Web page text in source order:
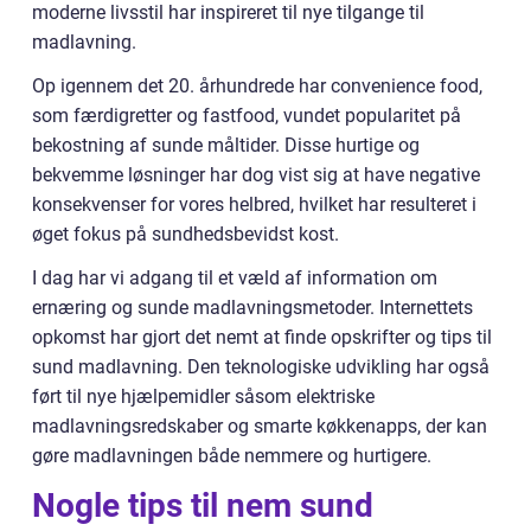
moderne livsstil har inspireret til nye tilgange til
madlavning.
Op igennem det 20. århundrede har convenience food,
som færdigretter og fastfood, vundet popularitet på
bekostning af sunde måltider. Disse hurtige og
bekvemme løsninger har dog vist sig at have negative
konsekvenser for vores helbred, hvilket har resulteret i
øget fokus på sundhedsbevidst kost.
I dag har vi adgang til et væld af information om
ernæring og sunde madlavningsmetoder. Internettets
opkomst har gjort det nemt at finde opskrifter og tips til
sund madlavning. Den teknologiske udvikling har også
ført til nye hjælpemidler såsom elektriske
madlavningsredskaber og smarte køkkenapps, der kan
gøre madlavningen både nemmere og hurtigere.
Nogle tips til nem sund